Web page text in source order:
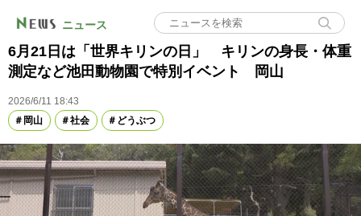
ニュース
6月21日は「世界キリンの日」 キリンの身長・体重
測定など池田動物園で特別イベント 岡山
2026/6/11 18:43
岡山
社会 どうぶつ